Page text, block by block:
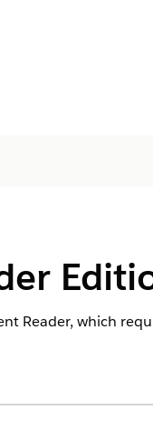
Reader, which